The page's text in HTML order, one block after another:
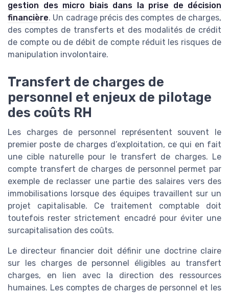
gestion des micro biais dans la prise de décision
financière. Un cadrage précis des comptes de charges,
des comptes de transferts et des modalités de crédit
de compte ou de débit de compte réduit les risques de
manipulation involontaire.
Transfert de charges de
personnel et enjeux de pilotage
des coûts RH
Les charges de personnel représentent souvent le
premier poste de charges d’exploitation, ce qui en fait
une cible naturelle pour le transfert de charges. Le
compte transfert de charges de personnel permet par
exemple de reclasser une partie des salaires vers des
immobilisations lorsque des équipes travaillent sur un
projet capitalisable. Ce traitement comptable doit
toutefois rester strictement encadré pour éviter une
surcapitalisation des coûts.
Le directeur financier doit définir une doctrine claire
sur les charges de personnel éligibles au transfert
charges, en lien avec la direction des ressources
humaines. Les comptes de charges de personnel et les